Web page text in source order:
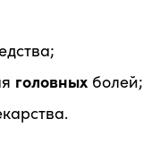
головных болей;